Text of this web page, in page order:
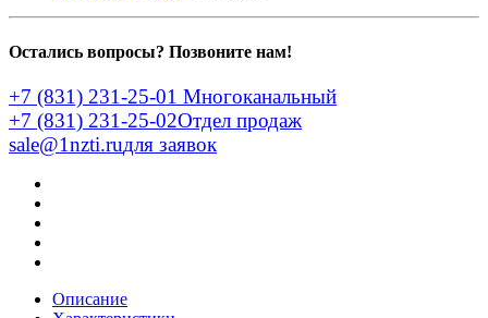
Остались вопросы? Позвоните нам!
+7 (831) 231-25-01 Многоканальный
+7 (831) 231-25-02Отдел продаж
sale@1nzti.ruдля заявок
Описание